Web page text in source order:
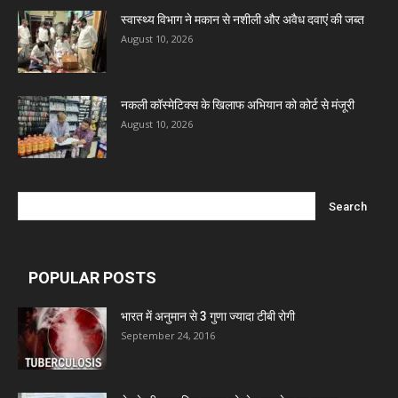
Ben Pharmaceuticals
Marxx Pharma
Mcneil & Argus Pharmaceuticals Limited
Admac Group Companies
स्वास्थ्य विभाग ने मकान से नशीली और अवैध दवाएं की जब्त
August 10, 2026
नकली कॉस्मेटिक्स के खिलाफ अभियान को कोर्ट से मंजूरी
August 10, 2026
POPULAR POSTS
भारत में अनुमान से 3 गुणा ज्यादा टीबी रोगी
September 24, 2016